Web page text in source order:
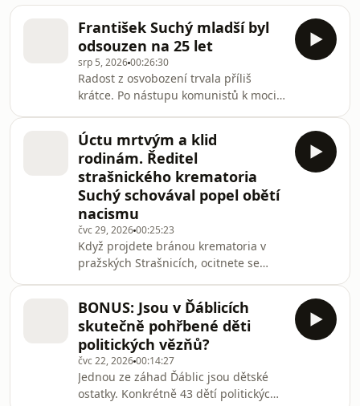
František Suchý mladší byl
odsouzen na 25 let
srp 5, 202600:26:30
Radost z osvobození trvala příliš
krátce. Po nástupu komunistů k moci v
Suchých pocit, že se vrací do stejné
noční můry jako za nacistické
okupace. Nákladní vozy do
strašnického krematoria znovu vozily
těla popravených. Tentokrát ale
uprostřed dne. Františkovi Suchému
mladšímu bylo tehdy 20 let a rychle se
zapojil do protikomunistického
odboje.Všechny díly podc
Úctu mrtvým a klid
rodinám. Ředitel
strašnického krematoria
Suchý schovával popel obětí
nacismu
čvc 29, 202600:25:23
Když projdete bránou krematoria v
pražských Strašnicích, ocitnete se
každé strany před ní plápolají ohně.
Krematorium bylo postaveno v letech
1929 až 1932. Výběrové řízení na
místo ředitele tehdy vyhrál František
Suchý. A tím se začal psát příběh
odvahy, tichého hrdinství a pevného
charakteru.Všechny díly podcastu
BONUS: Jsou v Ďáblicích
skutečně pohřbené děti
politických vězňů?
čvc 22, 202600:14:27
Jednou ze záhad Ďáblic jsou dětské
ostatky. Konkrétně 43 dětí politických